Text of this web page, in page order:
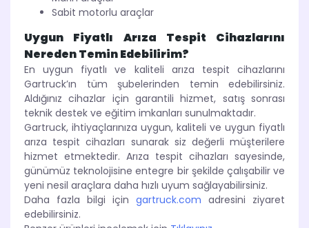
Sabit motorlu araçlar
Uygun Fiyatlı Arıza Tespit Cihazlarını
Nereden Temin Edebilirim?
En uygun fiyatlı ve kaliteli arıza tespit cihazlarını
Gartruck’ın tüm şubelerinden temin edebilirsiniz.
Aldığınız cihazlar için garantili hizmet, satış sonrası
teknik destek ve eğitim imkanları sunulmaktadır.
Gartruck, ihtiyaçlarınıza uygun, kaliteli ve uygun fiyatlı
arıza tespit cihazları sunarak siz değerli müşterilere
hizmet etmektedir. Arıza tespit cihazları sayesinde,
günümüz teknolojisine entegre bir şekilde çalışabilir ve
yeni nesil araçlara daha hızlı uyum sağlayabilirsiniz.
Daha fazla bilgi için gartruck.com adresini ziyaret
edebilirsiniz.